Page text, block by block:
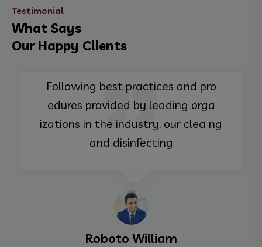
Testimonial
What Says
Our Happy Clients
Following best practices and pro
edures provided by leading orga
izations in the industry, our clea ng
and disinfecting
Roboto William